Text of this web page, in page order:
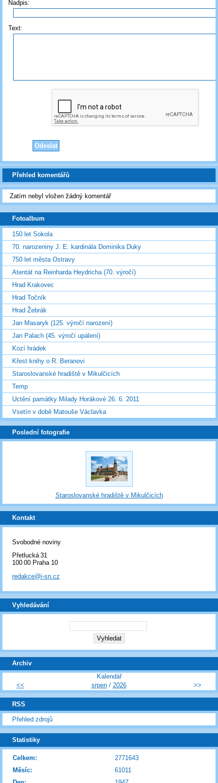
Nadpis:
Text:
Přehled komentářů
Zatím nebyl vložen žádný komentář
Fotoalbum
150 let Sokola
70. narozeniny J. E. kardinála Dominika Duky
750 let města Ostravy
Atentát na Reinharda Heydricha (70. výročí)
Hrad Krakovec
Hrad Točník
Hrad Žebrák
Jan Masaryk (125. výročí narození)
Jan Palach (45. výročí upálení)
Kozí hrádek
Křest knihy o R. Beranovi
Staroslovanské hradiště v Mikulčicích
Temp
Uctění památky Milady Horákové 26. 6. 2011
Vsetín v době Matouše Václavka
Poslední fotografie
Staroslovanské hradiště v Mikulčicích
Kontakt
Svobodné noviny
Přetlucká 31
100 00 Praha 10
redakce@i-sn.cz
Vyhledávání
Archiv
Kalendář
<<
srpen/ 2026 >>
RSS
Přehled zdrojů
Statistiky
Celkem:
2771643
Měsíc:
61011